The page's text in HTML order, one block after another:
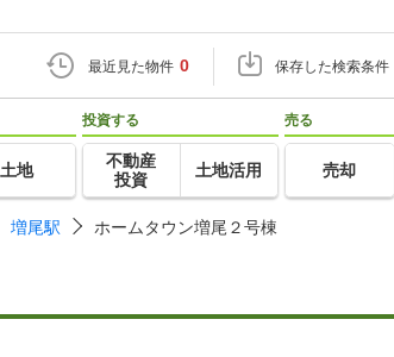
最近見た物件 0 保存した検索条件
土地
投資する
不動産
投資
土地活用
売る
売却
増尾駅 ホームタウン増尾２号棟